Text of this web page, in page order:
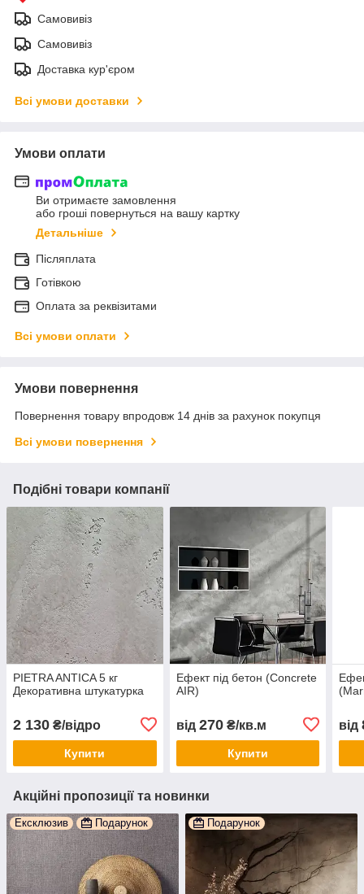
Самовивіз
Самовивіз
Доставка кур'єром
Всі умови доставки
Умови оплати
Ви отримаєте замовлення
або гроші повернуться на вашу картку
Детальніше
Післяплата
Готівкою
Оплата за реквізитами
Всі умови оплати
Умови повернення
Повернення товару впродовж 14 днів за рахунок покупця
Всі умови повернення
Подібні товари компанії
PIETRA ANTICA 5 кг
Декоративна штукатурка
2 130 ₴/відро
Купити
Ефект під бетон (Concrete
AIR)
від 270₴/кв.м
Купити
від
Акційні пропозиції та новинки
Ексклюзив Подарунок Подарунок